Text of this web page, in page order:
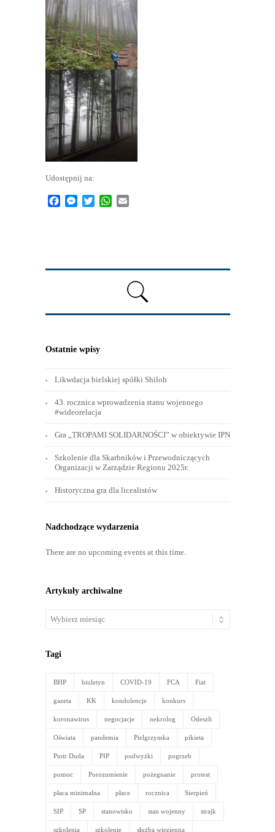
Udostępnij na:
FacebookMessenger
TwitterWhatsApp
Ostatnie wpisy
Likwdacja bielskiej spółki Shiloh
43. rocznica wprowadzenia stanu wojennego
#wideorelacja
Gra „TROPAMI SOLIDARNOŚCI” w obiektywie IPN
Szkolenie dla Skarbników i Przewodniczących
Organizacji w Zarządzie Regionu 2025r.
Historyczna gra dla licealistów
Nadchodzące wydarzenia
There are no upcoming events at this time.
Artykuły archiwalne
Artykuły
Tagi
BHP biuletyn COVID-19 FCA Fiat
gazeta KK kondolencje konkurs
koronawirus negocjacje nekrolog Odeszli
Oświata pandemia Pielgrzymka pikieta
Piotr Duda PIP podwyżki pogrzeb
pomoc Porozumienie pożegnanie protest
płaca minimalna płace rocznica Sierpień
SIP SP stanowisko stan wojenny strajk
szkolenia szkolenie służba więzienna